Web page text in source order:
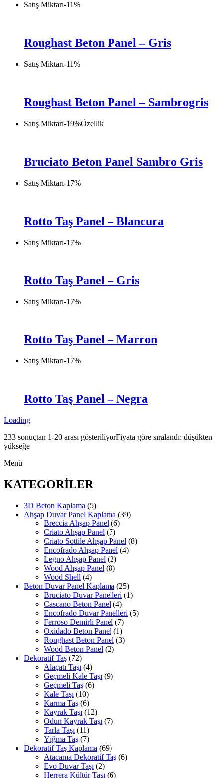
Satış Miktarı-11%
Roughast Beton Panel – Gris
Satış Miktarı-11%
Roughast Beton Panel – Sambrogris
Satış Miktarı-19%Özellik
Bruciato Beton Panel Sambro Gris
Satış Miktarı-17%
Rotto Taş Panel – Blancura
Satış Miktarı-17%
Rotto Taş Panel – Gris
Satış Miktarı-17%
Rotto Taş Panel – Marron
Satış Miktarı-17%
Rotto Taş Panel – Negra
Loading
233 sonuçtan 1-20 arası gösteriliyorFiyata göre sıralandı: düşükten
yükseğe
Menü
KATEGORİLER
3D Beton Kaplama (5)
Ahşap Duvar Panel Kaplama (39)
Breccia Ahşap Panel (6)
Criato Ahşap Panel (7)
Criato Sottile Ahşap Panel (8)
Encofrado Ahşap Panel (4)
Legno Ahşap Panel (2)
Wood Ahşap Panel (8)
Wood Shell (4)
Beton Duvar Panel Kaplama (25)
Bruciato Duvar Panelleri (1)
Cascano Beton Panel (4)
Encofrado Duvar Panelleri (5)
Ferroso Demirli Panel (7)
Oxidado Beton Panel (1)
Roughast Beton Panel (3)
Wood Beton Panel (2)
Dekoratif Taş (72)
Alaçatı Taşı (4)
Geçmeli Kale Taşı (9)
Geçmeli Taş (6)
Kale Taşı (10)
Karma Taş (6)
Kayrak Taşı (12)
Odun Kayrak Taşı (7)
Tarla Taşı (11)
Yığma Taş (7)
Dekoratif Taş Kaplama (69)
Atacama Dekoratif Taş (6)
Evo Duvar Taşı (2)
Herrera Kültür Taşı (6)